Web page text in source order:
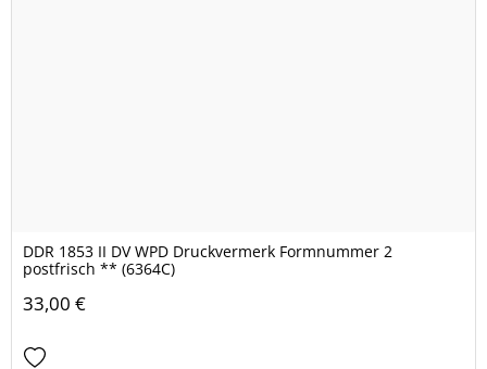
DDR 1853 II DV WPD Druckvermerk Formnummer 2
postfrisch ** (6364C)
33,00 €